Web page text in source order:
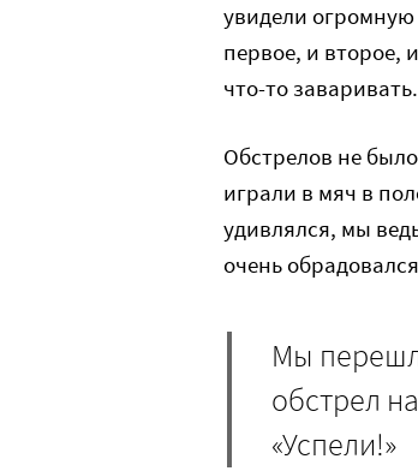
увидели огромную
первое, и второе,
что-то заваривать.
Обстрелов не
играли в мяч в
удивлялся, мы
очень
Мы
обстрел
«Успели!»